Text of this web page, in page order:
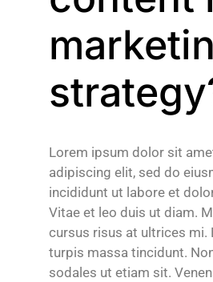
Lorem ipsum dolor sit
adipiscing elit, sed do
incididunt ut labore et
Vitae et leo duis ut diam.
cursus risus at ultrices mi.
turpis massa tincidunt.
sodales ut etiam sit.